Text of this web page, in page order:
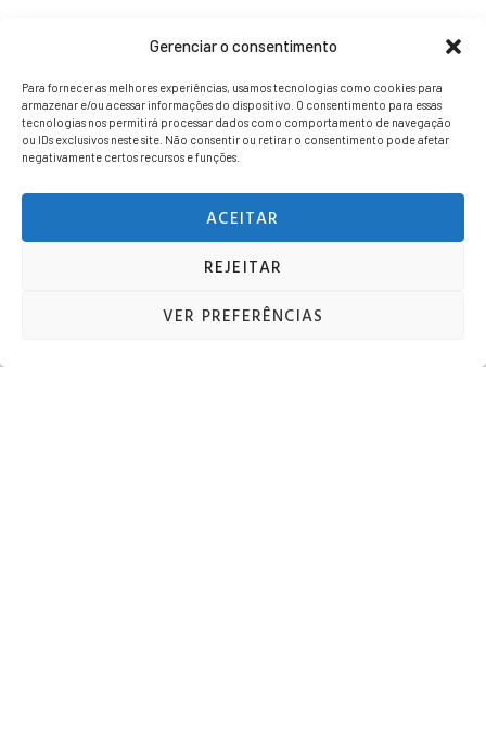
Gerenciar o consentimento
Para fornecer as melhores experiências, usamos tecnologias como cookies para
armazenar e/ou acessar informações do dispositivo. O consentimento para essas
tecnologias nos permitirá processar dados como comportamento de navegação
ou IDs exclusivos neste site. Não consentir ou retirar o consentimento pode afetar
negativamente certos recursos e funções.
ACEITAR
REJEITAR
VER PREFERÊNCIAS